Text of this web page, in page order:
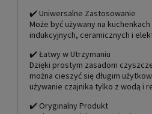
✔️ Uniwersalne Zastosowanie
Może być używany na
indukcyjnych, ceramicznych i
✔️ Łatwy w Utrzymaniu
Dzięki prostym zasadom
można cieszyć się długim
używanie czajnika tylko z wodą i
✔️ Oryginalny Produkt